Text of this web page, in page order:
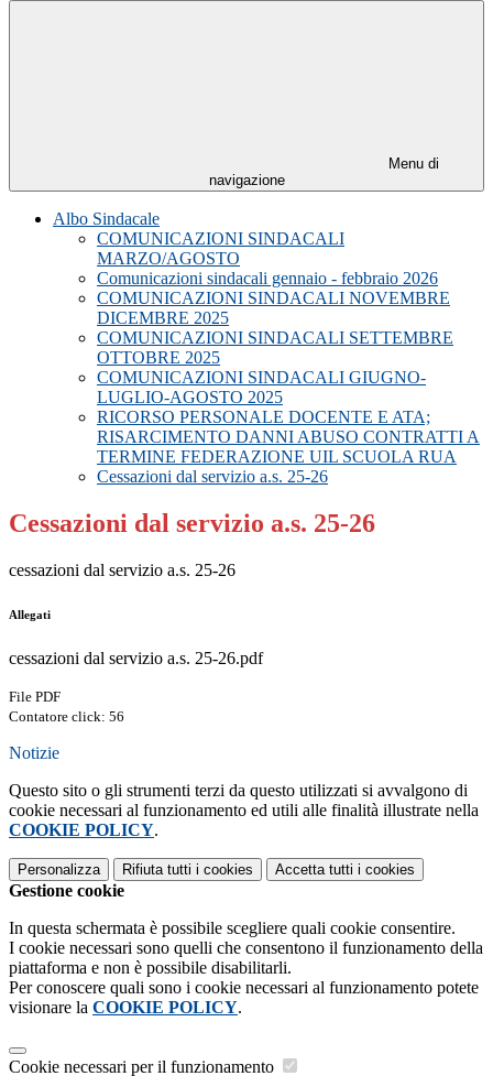
Menu di
navigazione
Albo Sindacale
COMUNICAZIONI SINDACALI
MARZO/AGOSTO
Comunicazioni sindacali gennaio - febbraio 2026
COMUNICAZIONI SINDACALI NOVEMBRE
DICEMBRE 2025
COMUNICAZIONI SINDACALI SETTEMBRE
OTTOBRE 2025
COMUNICAZIONI SINDACALI GIUGNO-
LUGLIO-AGOSTO 2025
RICORSO PERSONALE DOCENTE E ATA;
RISARCIMENTO DANNI ABUSO CONTRATTI A
TERMINE FEDERAZIONE UIL SCUOLA RUA
Cessazioni dal servizio a.s. 25-26
Cessazioni dal servizio a.s. 25-26
cessazioni dal servizio a.s. 25-26
Allegati
cessazioni dal servizio a.s. 25-26.pdf
File PDF
Contatore click: 56
Notizie
Questo sito o gli strumenti terzi da questo utilizzati si avvalgono di
cookie necessari al funzionamento ed utili alle finalità illustrate nella
COOKIE POLICY.
Personalizza Rifiuta tutti i cookies Accetta tutti i cookies
Gestione cookie
In questa schermata è possibile scegliere quali cookie consentire.
I cookie necessari sono quelli che consentono il funzionamento della
piattaforma e non è possibile disabilitarli.
Per conoscere quali sono i cookie necessari al funzionamento potete
visionare la COOKIE POLICY.
Cookie necessari per il funzionamento